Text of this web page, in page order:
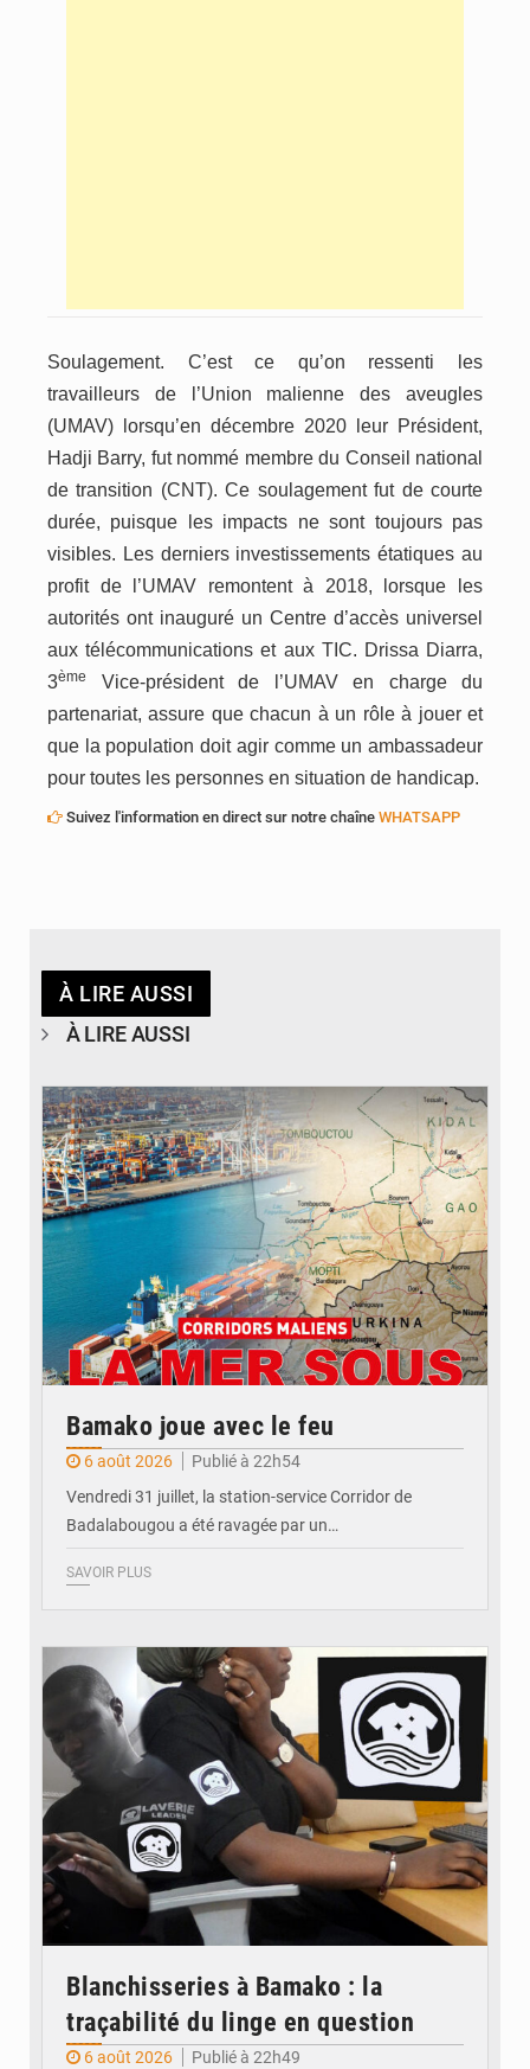
Soulagement. C’est ce qu’on ressenti les
travailleurs de l’Union malienne des aveugles
(UMAV) lorsqu’en décembre 2020 leur Président,
Hadji Barry, fut nommé membre du Conseil national
de transition (CNT). Ce soulagement fut de courte
durée, puisque les impacts ne sont toujours pas
visibles. Les derniers investissements étatiques au
profit de l’UMAV remontent à 2018, lorsque les
autorités ont inauguré un Centre d’accès universel
aux télécommunications et aux TIC. Drissa Diarra,
3ème Vice-président de l’UMAVen charge du
partenariat, assure que chacun à un rôle à jouer et
que la population doit agir comme un ambassadeur
pour toutes les personnes en situation de handicap.
Suivez l'information en direct sur notre chaîne WHATSAPP
À LIRE AUSSI
À LIRE AUSSI
© JDM
Bamako joue avec le feu
6 août 2026
Publié à 22h54
Vendredi 31 juillet, la station-service Corridor de
Badalabougou a été ravagée par un…
SAVOIR PLUS
Blanchisseries à Bamako : la
traçabilité du linge en question
6 août 2026
Publié à 22h49